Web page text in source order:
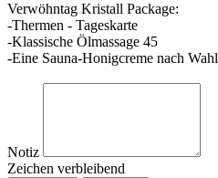
Verwöhntag Kristall Package:
-Thermen - Tageskarte
-Klassische Ölmassage 45
-Eine Sauna-Honigcreme nach Wahl
Notiz
Zeichen verbleibend